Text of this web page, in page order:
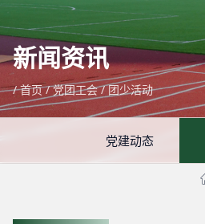
新闻资讯
/首页/党团工会/团少活动
党建动态